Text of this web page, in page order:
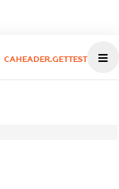
CAHEADER.GETTEST